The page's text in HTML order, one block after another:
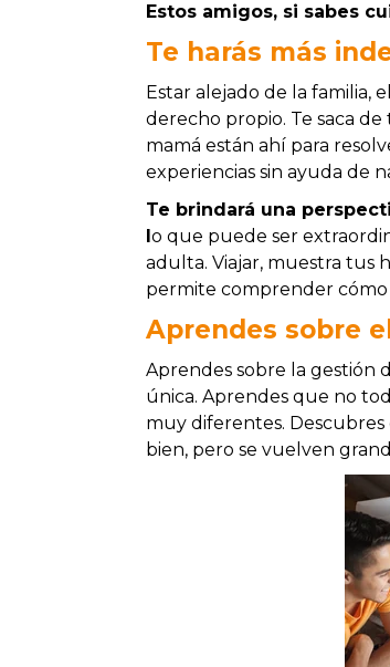
Estos amigos, si sabes
Te harás más
Estar alejado de la familia,
derecho propio. Te saca
mamá están ahí para
experiencias sin ayuda de
Te brindará una
lo que puede ser
adulta. Viajar, muestra tus
permite comprender
Aprendes sobre
Aprendes sobre la gestión
única. Aprendes que no
muy diferentes. Descubres
bien, pero se vuelven